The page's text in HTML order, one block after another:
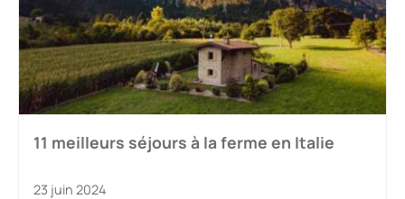
11 meilleurs séjours à la ferme en Italie
23 juin 2024